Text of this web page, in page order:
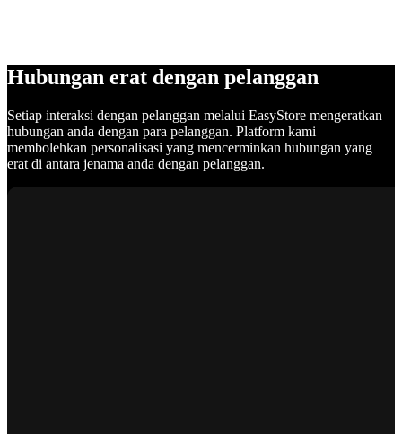
Hubungan erat dengan pelanggan
Setiap interaksi dengan pelanggan melalui EasyStore mengeratkan
hubungan anda dengan para pelanggan. Platform kami
membolehkan personalisasi yang mencerminkan hubungan yang
erat di antara jenama anda dengan pelanggan.